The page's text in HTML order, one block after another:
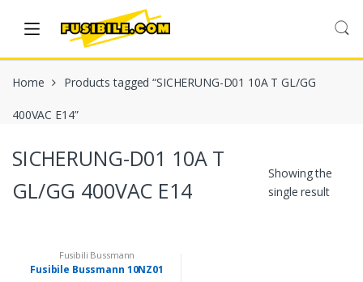
Home Products tagged “SICHERUNG-D01 10A T GL/GG
400VAC E14”
SICHERUNG-D01 10A T
GL/GG 400VAC E14
Showing the
single result
Fusibili Bussmann
Fusibile Bussmann 10NZ01